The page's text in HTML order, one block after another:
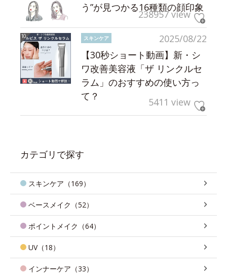
う”が見つかる16種類の顔印象
238957 view
2025/08/22
スキンケア
【30秒ショート動画】新・シ
ワ改善美容液「ザ リンクルセ
ラム」のおすすめの使い方っ
て？
5411 view
カテゴリで探す
スキンケア（169）
ベースメイク（52）
ポイントメイク（64）
UV（18）
インナーケア（33）